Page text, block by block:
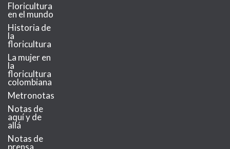
Floricultura
en el mundo
Historia de
la
floricultura
La mujer en
la
floricultura
colombiana
Metronotas
Notas de
aquí y de
allá
Notas de
prensa